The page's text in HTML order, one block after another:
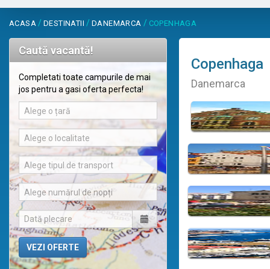
ACASA / DESTINATII / DANEMARCA / COPENHAGA
Caută vacantă!
Completati toate campurile de mai
jos pentru a gasi oferta perfecta!
Alege o țară
Alege o localitate
Alege tipul de transport
Alege numărul de nopți
Copenhaga
Danemarca